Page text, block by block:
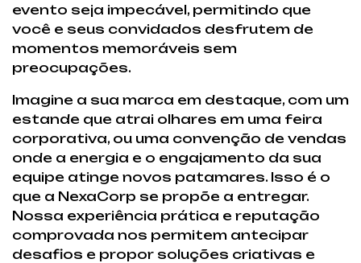
evento seja impecável, permitindo que
você e seus convidados desfrutem de
momentos memoráveis sem
preocupações.
Imagine a sua marca em destaque, com um
estande que atrai olhares em uma feira
corporativa, ou uma convenção de vendas
onde a energia e o engajamento da sua
equipe atinge novos patamares. Isso é o
que a NexaCorp se propõe a entregar.
Nossa experiência prática e reputação
comprovada nos permitem antecipar
desafios e propor soluções criativas e